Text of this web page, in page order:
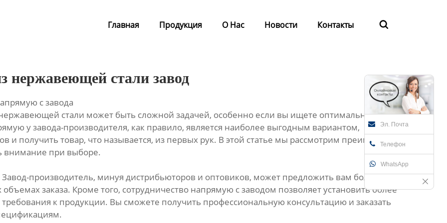
Главная Продукция О Нас Новости Контакты 
Эл. Почта
Телефон
WhatsApp
нержавеющей стали завод
с завода
стали может быть сложной задачей, особенно если вы ищете оптимальное
у завода-производителя, как правило, является наиболее выгодным вариантом,
получить товар, что называется, из первых рук. В этой статье мы рассмотрим преимущества
внимание при выборе.
производитель, минуя дистрибьюторов и оптовиков, может предложить вам более
заказа. Кроме того, сотрудничество напрямую с заводом позволяет установить более
к продукции. Вы сможете получить профессиональную консультацию и заказать